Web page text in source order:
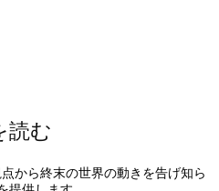
読む
から終末の世界の動きを告げ知ら